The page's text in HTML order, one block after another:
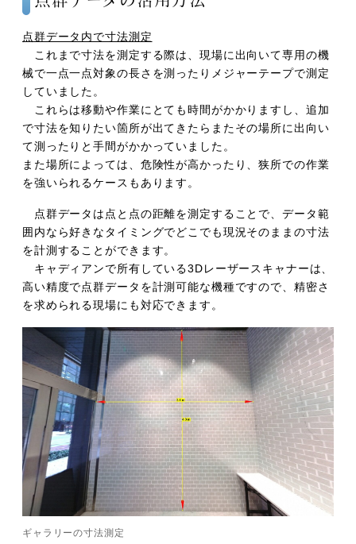
点群データ内で寸法測定
これまで寸法を測定する際は、現場に出向いて専用の機
械で一点一点対象の長さを測ったりメジャーテープで測定
していました。
これらは移動や作業にとても時間がかかりますし、追加
で寸法を知りたい箇所が出てきたらまたその場所に出向い
て測ったりと手間がかかっていました。
また場所によっては、危険性が高かったり、狭所での作業
を強いられるケースもあります。
点群データは点と点の距離を測定することで、データ範
囲内なら好きなタイミングでどこでも現況そのままの寸法
を計測することができます。
キャディアンで所有している3Dレーザースキャナーは、
高い精度で点群データを計測可能な機種ですので、精密さ
を求められる現場にも対応できます。
ギャラリーの寸法測定